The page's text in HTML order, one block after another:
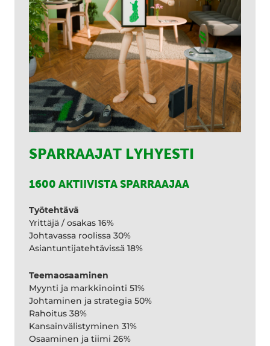
SPARRAAJAT LYHYESTI
1600 AKTIIVISTA SPARRAAJAA
Työtehtävä
Yrittäjä / osakas 16%
Johtavassa roolissa 30%
Asiantuntijatehtävissä 18%
Teemaosaaminen
Myynti ja markkinointi 51%
Johtaminen ja strategia 50%
Rahoitus 38%
Kansainvälistyminen 31%
Osaaminen ja tiimi 26%